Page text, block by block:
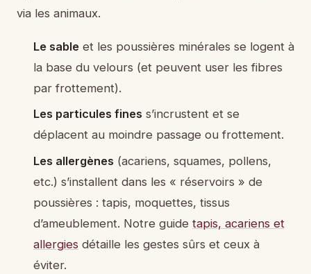
via les animaux.
Le sableet les poussières minérales se logent à
la base du velours (et peuvent user les fibres
par frottement).
Les particules fines s’incrustent et se
déplacent au moindre passage ou frottement.
Les allergènes (acariens, squames, pollens,
etc.) s’installent dans les « réservoirs » de
poussières : tapis, moquettes, tissus
d’ameublement. Notre guide tapis, acariens et
allergies détaille les gestes sûrs et ceux à
éviter.